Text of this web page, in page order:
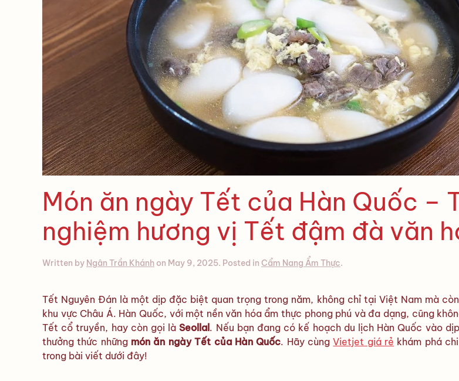
Món ăn ngày Tết của Hàn Quốc –
nghiệm hương vị Tết đậm đà văn
Written by Ngân Trần Khánh on May 9, 2025. Posted in Cẩm Nang Ẩm Thực.
Tết Nguyên Đán là một dịp đặc biệt quan trọng trong năm, không chỉ tại Việt Nam mà
khu vực Châu Á. Hàn Quốc, với một nền văn hóa ẩm thực phong phú và đa dạng, cũng
Tết cổ truyền, hay còn gọi là Seollal. Nếu bạn đang có kế hoạch du lịch Hàn Quốc vào
thưởng thức những món ăn ngày Tết của Hàn Quốc. Hãy cùngVietjet giá rẻ khám phá
trong bài viết dưới đây!